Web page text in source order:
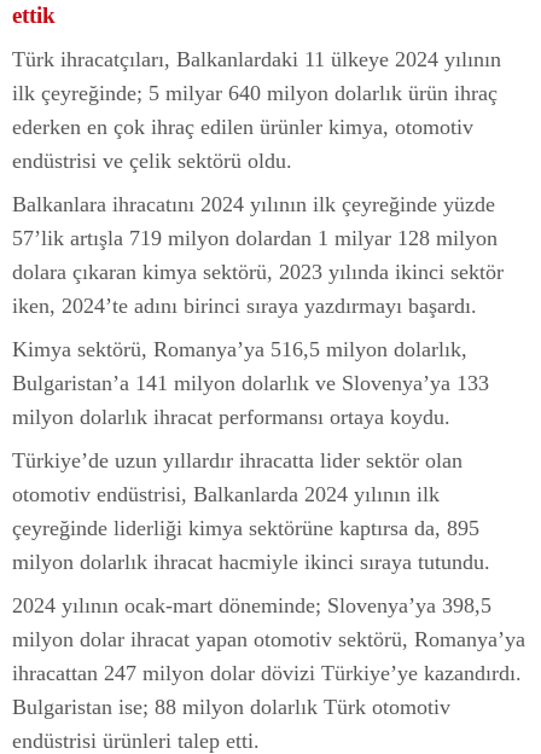
ettik
Türk ihracatçıları, Balkanlardaki 11 ülkeye 2024 yılının
ilk çeyreğinde; 5 milyar 640 milyon dolarlık ürün ihraç
ederken en çok ihraç edilen ürünler kimya, otomotiv
endüstrisi ve çelik sektörü oldu.
Balkanlara ihracatını 2024 yılının ilk çeyreğinde yüzde
57’lik artışla 719 milyon dolardan 1 milyar 128 milyon
dolara çıkaran kimya sektörü, 2023 yılında ikinci sektör
iken, 2024’te adını birinci sıraya yazdırmayı başardı.
Kimya sektörü, Romanya’ya 516,5 milyon dolarlık,
Bulgaristan’a 141 milyon dolarlık ve Slovenya’ya 133
milyon dolarlık ihracat performansı ortaya koydu.
Türkiye’de uzun yıllardır ihracatta lider sektör olan
otomotiv endüstrisi, Balkanlarda 2024 yılının ilk
çeyreğinde liderliği kimya sektörüne kaptırsa da, 895
milyon dolarlık ihracat hacmiyle ikinci sıraya tutundu.
2024 yılının ocak-mart döneminde; Slovenya’ya 398,5
milyon dolar ihracat yapan otomotiv sektörü, Romanya’ya
ihracattan 247 milyon dolar dövizi Türkiye’ye kazandırdı.
Bulgaristan ise; 88 milyon dolarlık Türk otomotiv
endüstrisi ürünleri talep etti.